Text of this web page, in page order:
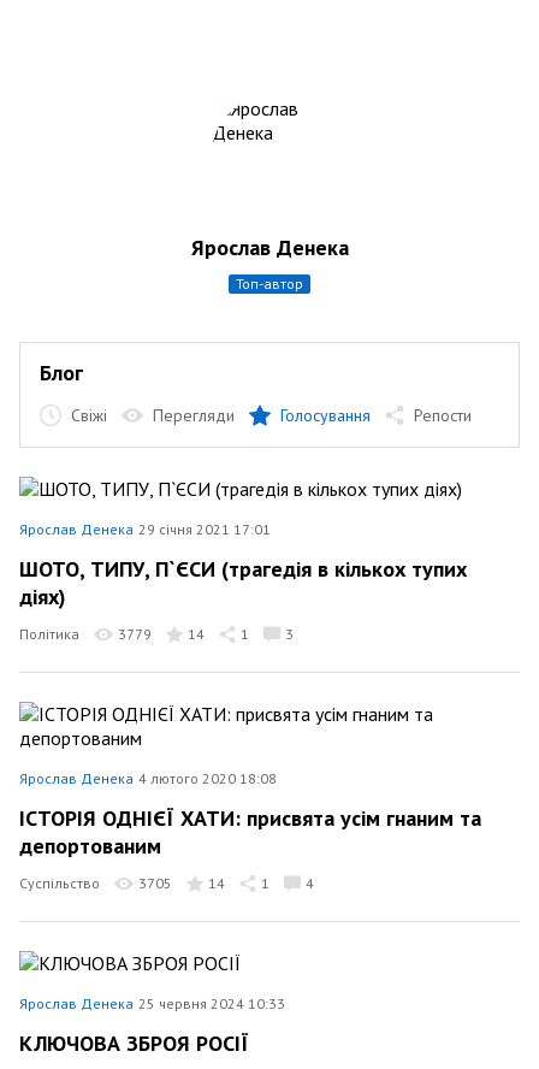
Ярослав Денека
топ-автор
Блог
Свіжі Перегляди Голосування Репости
Ярослав Денека 29 січня 2021 17:01
ШОТО, ТИПУ, П`ЄСИ (трагедія в кількох тупих
діях)
Політика 3779 14 1 3
Ярослав Денека 4 лютого 2020 18:08
ІСТОРІЯ ОДНІЄЇ ХАТИ: присвята усім гнаним та
депортованим
Суспільство 3705 14 1 4
Ярослав Денека 25 червня 2024 10:33
КЛЮЧОВА ЗБРОЯ РОСІЇ